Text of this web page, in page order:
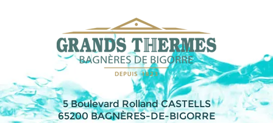
5 Boulevard Rolland CASTELLS
65200 BAGNÈRES-DE-BIGORRE